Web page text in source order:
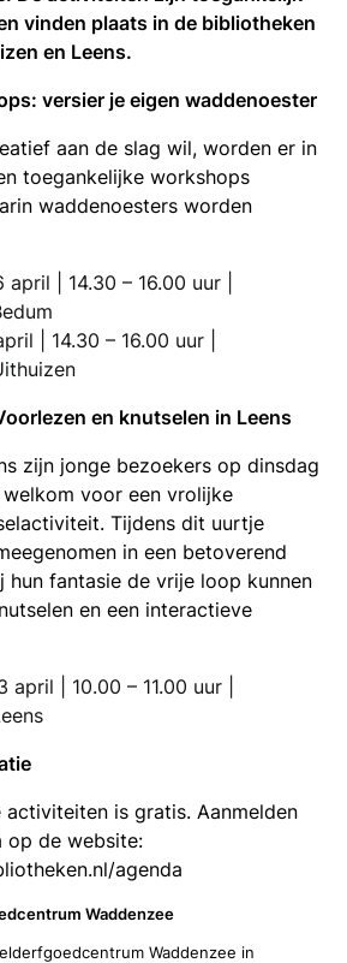
vinden plaats in de bibliotheken
en Leens.
versier je eigen waddenoester
aan de slag wil, worden er in
toegankelijke workshops
waddenoesters worden
april | 14.30 – 16.00 uur |
| 14.30 – 16.00 uur |
en knutselen in Leens
zijn jonge bezoekers op dinsdag
voor een vrolijke
Tijdens dit uurtje
in een betoverend
hun fantasie de vrije loop kunnen
en een interactieve
april | 10.00 – 11.00 uur |
activiteiten is gratis. Aanmelden
op de website:
agenda
Waddenzee
Waddenzee in